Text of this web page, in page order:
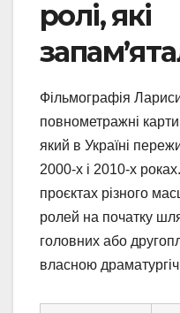
ролі, які
Фільмографія
повнометражні
який в Україні
2000-х і 2010-х
проєктах різного
ролей на початку
головних або
власною